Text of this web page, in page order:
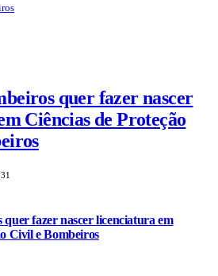
quer fazer nascer
Ciências de Proteção
quer fazer nascer licenciatura em
Civil e Bombeiros